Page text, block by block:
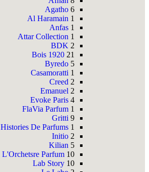
Agatho 6
Al Haramain 1
Anfas 1
Attar Collection 1
BDK 2
Bois 1920 21
Byredo 5
Casamoratti 1
Creed 2
Emanuel 2
Evoke Paris 4
FlaVia Parfum 1
Gritti 9
Histories De Parfums 1
Initio 2
Kilian 5
L'Orchetsre Parfum 10
Lab Story 10